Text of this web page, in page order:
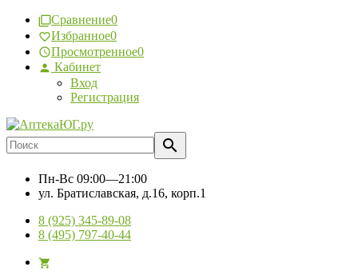
Сравнение0
Избранное0
Просмотренное0
Кабинет
Вход
Регистрация
Пн-Вс 09:00—21:00
ул. Братиславская, д.16, корп.1
8 (925) 345-89-08
8 (495) 797-40-44